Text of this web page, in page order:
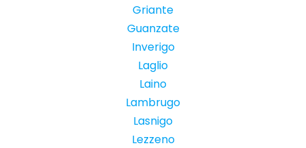
Griante
Guanzate
Inverigo
Laglio
Laino
Lambrugo
Lasnigo
Lezzeno